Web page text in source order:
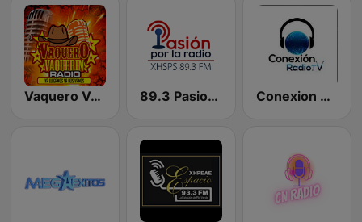
Vaquero Vaquerin Radio 89.3 Pasion por la Radio Conexion Radio